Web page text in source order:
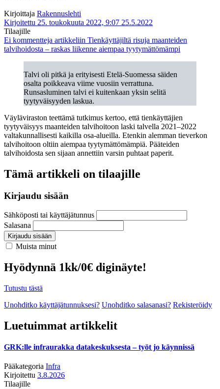
Kirjoittaja Rakennuslehti
Kirjoitettu 25. toukokuuta 2022, 9:07 25.5.2022
Tilaajille
Ei kommentteja artikkeliin Tienkäyttäjiltä risuja maanteiden
talvihoidosta – raskas liikenne aiempaa tyytymättömämpi
Talvi oli pitkä ja erityisesti Etelä-Suomessa säiden
osalta poikkeava viime vuosiin verrattuna.
Runsasluminen talvi ei kuitenkaan yksin selitä
tyytyväisyyden laskua.
Väyläviraston teettämä tutkimus kertoo, että tienkäyttäjien
tyytyväisyys maanteiden talvihoitoon laski talvella 2021–2022
valtakunnallisesti kaikilla osa-alueilla. Etenkin alemman tieverkon
talvihoitoon oltiin aiempaa tyytymättömämpiä. Pääteiden
talvihoidosta sen sijaan annettiin varsin puhtaat paperit.
Tämä artikkeli on tilaajille
Kirjaudu sisään
Sähköposti tai käyttäjätunnus
Salasana
Kirjaudu sisään
Muista minut
Hyödynnä 1kk/0€ diginäyte!
Tutustu tästä
Unohditko käyttäjätunnuksesi? Unohditko salasanasi? Rekisteröidy
Luetuimmat artikkelit
GRK:lle infraurakka datakeskuksesta – työt jo käynnissä
Pääkategoria Infra
Kirjoitettu 3.8.2026
Tilaajille